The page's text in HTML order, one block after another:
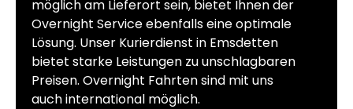
möglich am Lieferort sein, bietet Ihnen der
Overnight Service ebenfalls eine optimale
Lösung. Unser Kurierdienst in Emsdetten
bietet starke Leistungen zu unschlagbaren
Preisen. Overnight Fahrten sind mit uns
auch international möglich.